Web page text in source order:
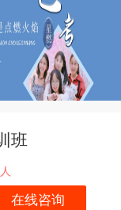
班
在线咨询